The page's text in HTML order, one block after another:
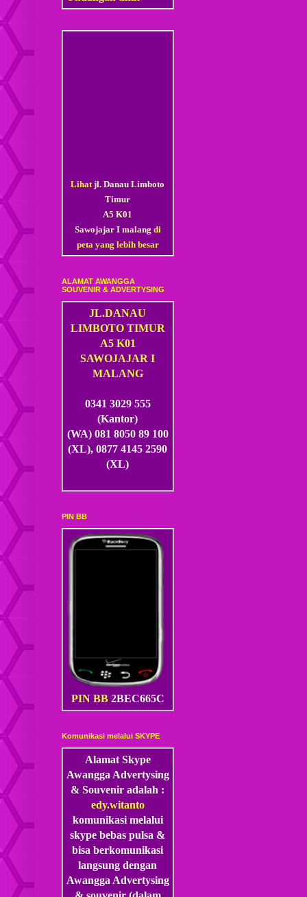
Lihatjl. Danau Limboto
Timur
A5 K01
Sawojajar I malang di
peta yang lebih besar
ALAMAT AWANGGA
SOUVENIR & ADVERTYSING
JL.DANAU
LIMBOTO TIMUR
A5 K01
SAWOJAJAR I
MALANG
0341 3029 555
(Kantor)
(WA) 081 8050 89 100
(XL), 0877 4145 2590
(XL)
PIN BB
PIN BB 2BEC665C
Komunikasi melalui SKYPE
Alamat Skype
Awangga Advertysing
& Souvenir adalah :
edy.witanto
komunikasi melalui
skype bebas pulsa &
bisa berkomunikasi
langsung dengan
Awangga Advertysing